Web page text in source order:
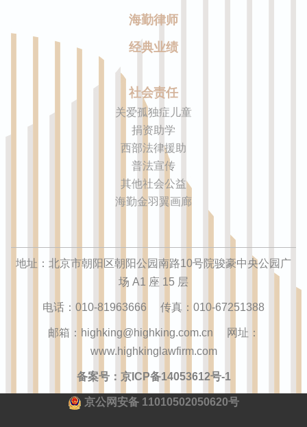
海勤律师
经典业绩
社会责任
关爱孤独症儿童
捐资助学
西部法律援助
普法宣传
其他社会公益
海勤金羽翼画廊
地址：北京市朝阳区朝阳公园南路10号院骏豪中央公园广
场 A1 座 15 层
电话：010-81963666 传真：010-67251388
邮箱：highking@highking.com.cn 网址：
www.highkinglawfirm.com
备案号：京ICP备14053612号-1
京公网安备 11010502050620号